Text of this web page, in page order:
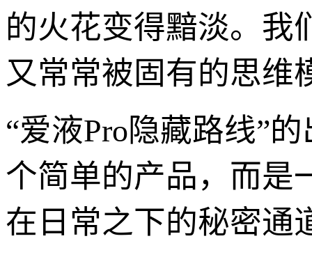
的火花变得黯淡。我
又常常被固有的思维
“爱液Pro隐藏路线”
个简单的产品，而是
在日常之下的秘密通